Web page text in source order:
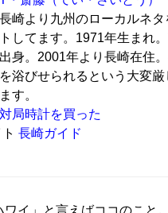
長崎より九州のローカルネ
トしてます。1971年生まれ
出身。2001年より長崎在住
浴びせられるという大変
す。
対局時計を買った
長崎ガイド